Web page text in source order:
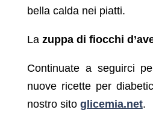
bella calda nei piatti.
La zuppa di fiocchi
Continuate a seguirci
nuove ricette per
nostro sito glicemia.net.